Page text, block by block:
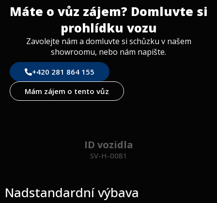
Kožený volant
Zatemnění kabiny řidiče
Dodatečné zásuvky
Mlhová světla s přisvícením do zatáček
Ochranný kryt podvozku
Nádrž na odpadní vodu – izolovaná a vyhřívaná
Topení Truma Combi DE (nafta + elektřina)
80 Ah lithiová baterie
Předpříprava pro solární systém
Máte o vůz zájem? Domluvte si
prohlídku vozu
Zavolejte nám a domluvte si schůzku v našem
showroomu, nebo nám napište.
+420 281 864 155
Mám zájem o tento vůz
ID vozidla
SV-H-0081
Nadstandardní výbava